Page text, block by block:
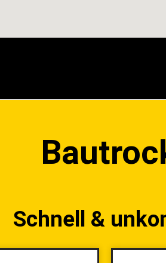
Schnell &